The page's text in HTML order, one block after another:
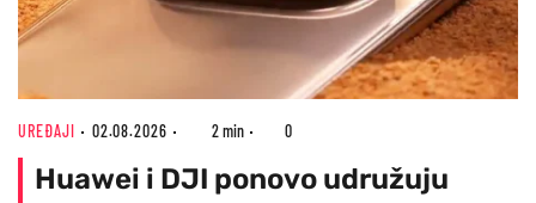
UREĐAJI 02.08.2026 2 min 0
Huawei i DJI ponovo udružuju